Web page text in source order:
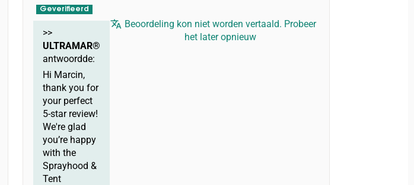
>>
ULTRAMAR®
antwoordde:
Hi Marcin,
thank you for
your perfect
5-star review!
We're glad
you’re happy
with the
Sprayhood &
Tent
Beoordeling kon niet worden vertaald. Probeer
het later opnieuw